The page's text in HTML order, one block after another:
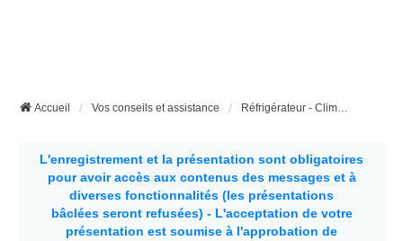
Accueil Vos conseils et assistance Réfrigérateur - Climatisation etc...
L'enregistrement et la présentation sont obligatoires
pour avoir accès aux contenus des messages et à
diverses fonctionnalités (les présentations
bâclées seront refusées) - L'acceptation de votre
présentation est soumise à l'approbation de